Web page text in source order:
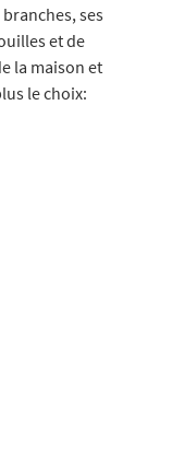
ses
et de
la maison et
le choix: